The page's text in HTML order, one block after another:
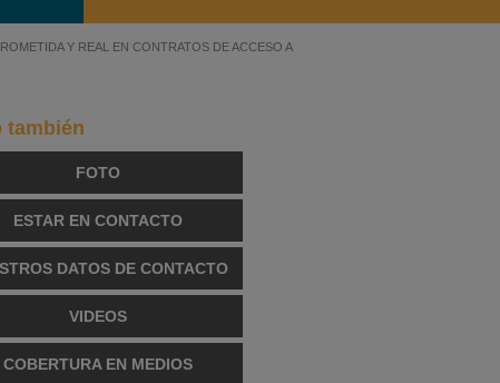
Y REAL EN CONTRATOS DE ACCESO A
también
FOTO
ESTAR EN CONTACTO
DATOS DE CONTACTO
VIDEOS
COBERTURA EN MEDIOS